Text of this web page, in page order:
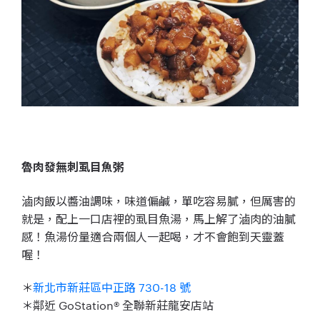
魯肉發無刺虱目魚粥
滷肉飯以醬油調味，味道偏鹹，單吃容易膩，但厲害的
就是，配上一口店裡的虱目魚湯，馬上解了滷肉的油膩
感！魚湯份量適合兩個人一起喝，才不會飽到天靈蓋
喔！
＊新北市新莊區中正路 730-18 號
＊鄰近 GoStation® 全聯新莊龍安店站